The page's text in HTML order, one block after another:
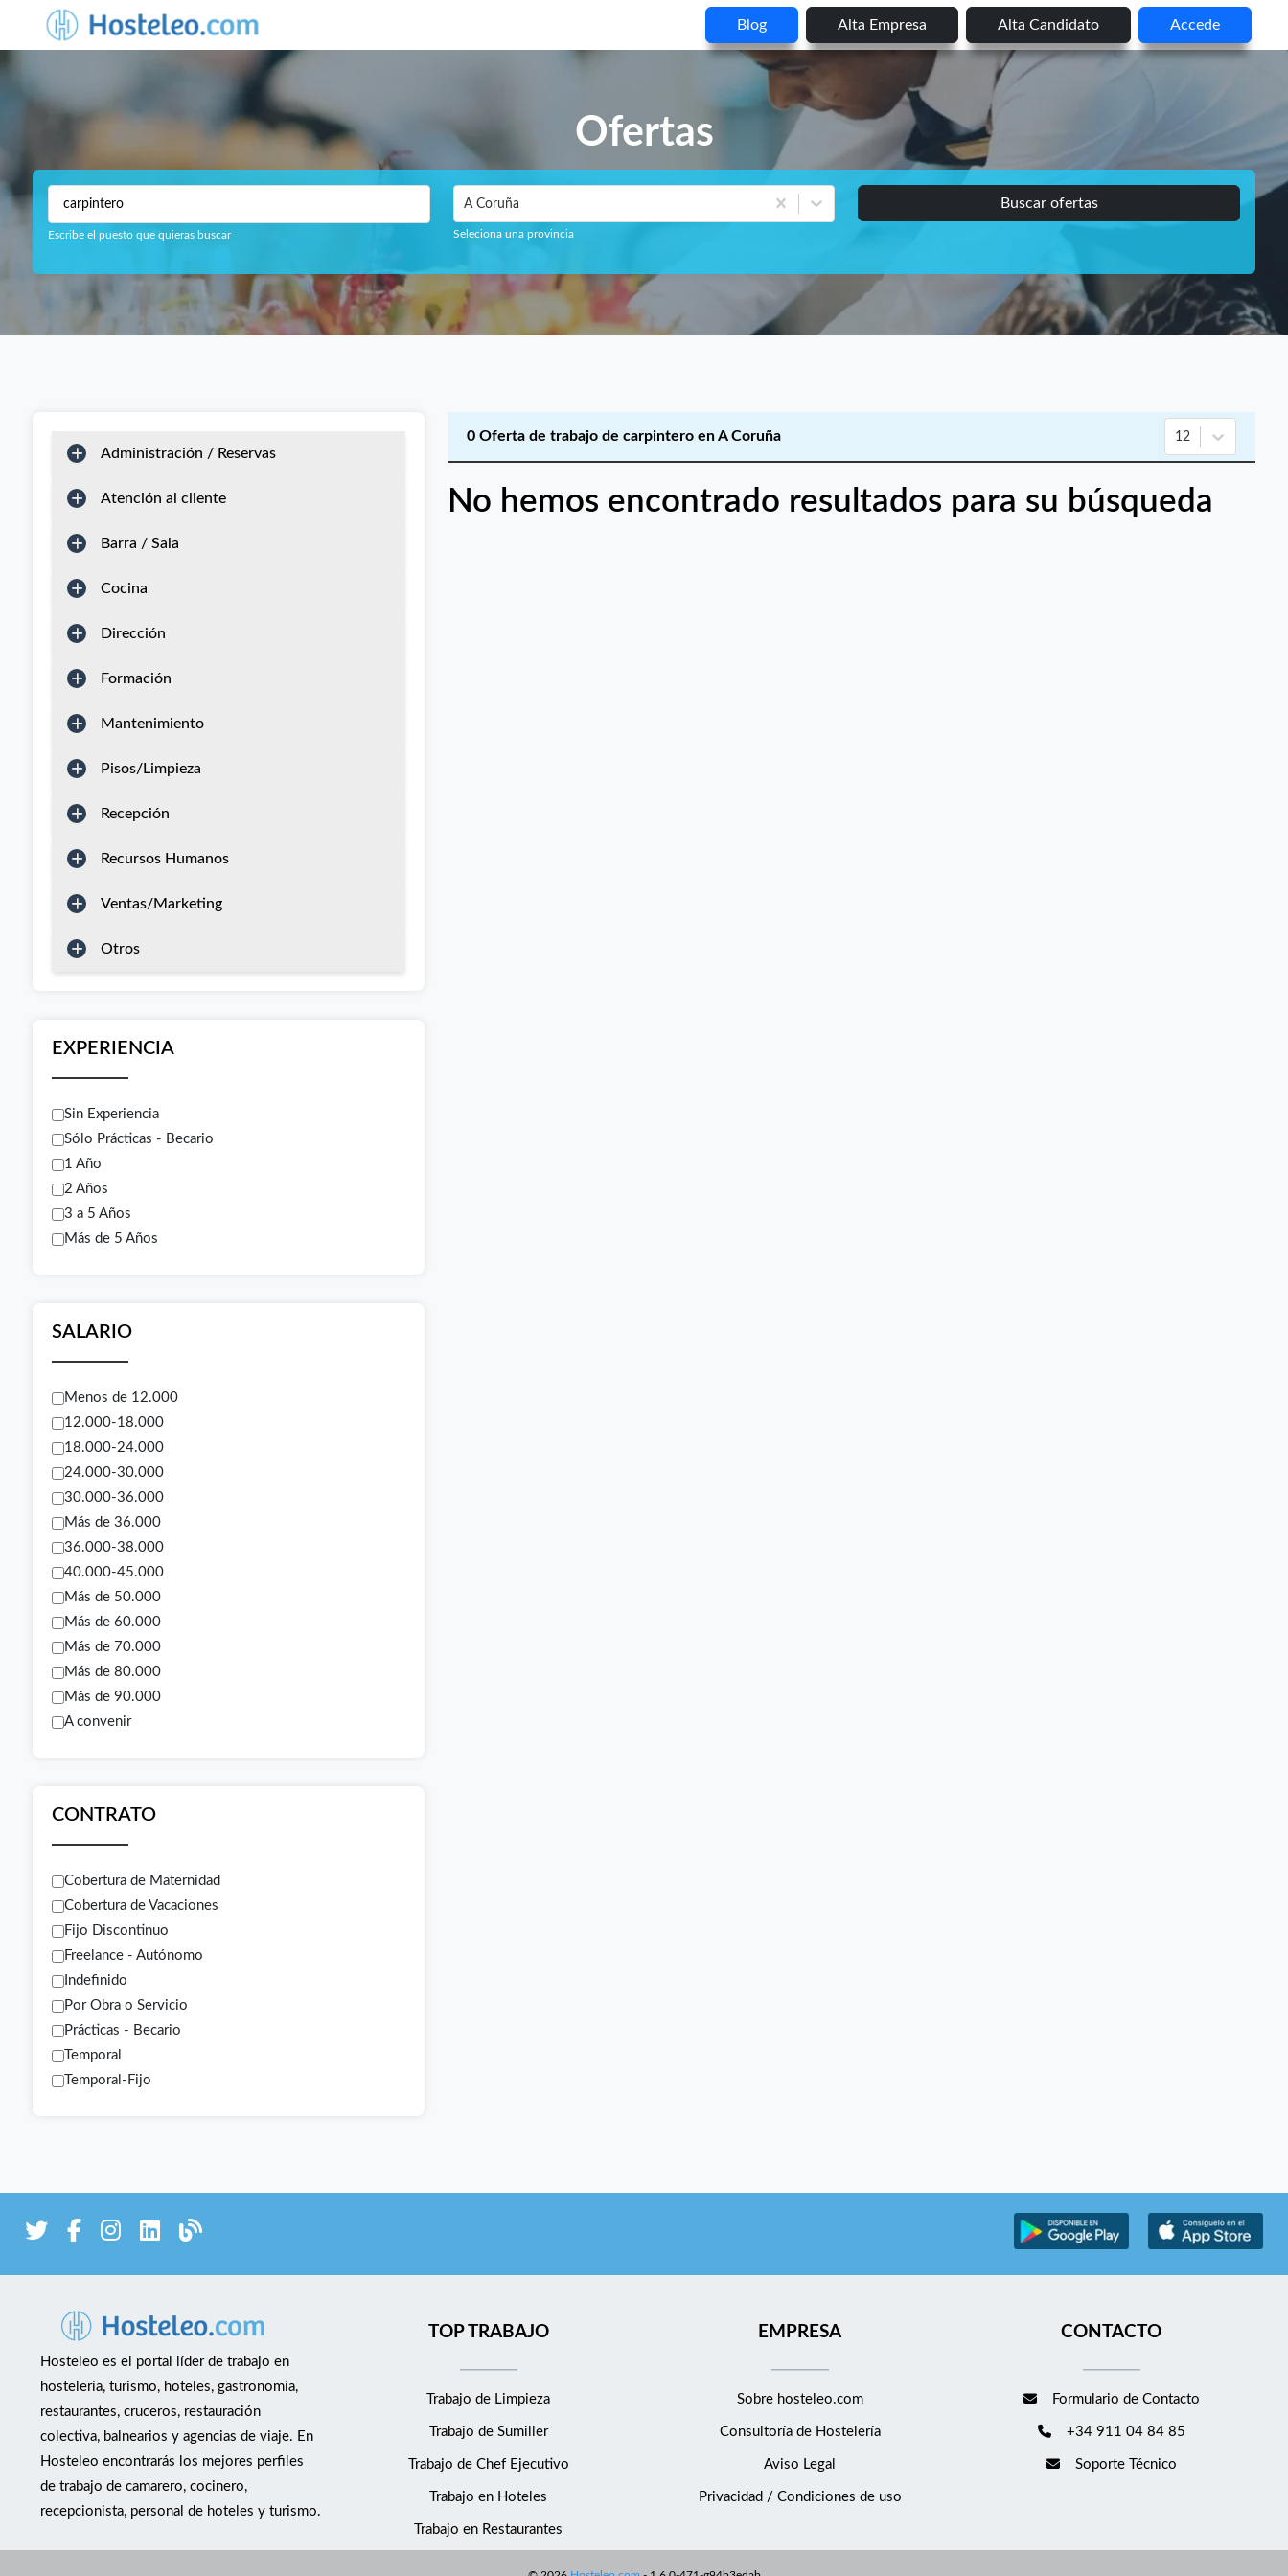
Blog Alta Empresa Alta Candidato Accede
Ofertas
Escribe el puesto que quieras buscar
A Coruña
Seleciona una provincia
Buscar ofertas
Administración / Reservas
Atención al cliente
Barra / Sala
Cocina
Dirección
Formación
Mantenimiento
Pisos/Limpieza
Recepción
Recursos Humanos
Ventas/Marketing
Otros
EXPERIENCIA
Sin Experiencia
Sólo Prácticas - Becario
1 Año
2 Años
3 a 5 Años
Más de 5 Años
SALARIO
Menos de 12.000
12.000-18.000
18.000-24.000
24.000-30.000
30.000-36.000
Más de 36.000
36.000-38.000
40.000-45.000
Más de 50.000
Más de 60.000
Más de 70.000
Más de 80.000
Más de 90.000
A convenir
CONTRATO
Cobertura de Maternidad
Cobertura de Vacaciones
Fijo Discontinuo
Freelance - Autónomo
Indefinido
Por Obra o Servicio
Prácticas - Becario
Temporal
Temporal-Fijo
0 Oferta de trabajo de carpintero en A Coruña 12
No hemos encontrado resultados para su búsqueda
Hosteleo es el portal líder de trabajo en
hostelería, turismo, hoteles, gastronomía,
restaurantes, cruceros, restauración
colectiva, balnearios y agencias de viaje. En
Hosteleo encontrarás los mejores perfiles
de trabajo de camarero, cocinero,
recepcionista, personal de hoteles y turismo.
TOP TRABAJO
Trabajo de Limpieza
Trabajo de Sumiller
Trabajo de Chef Ejecutivo
Trabajo en Hoteles
Trabajo en Restaurantes
EMPRESA
Sobre hosteleo.com
Consultoría de Hostelería
Aviso Legal
Privacidad / Condiciones de uso
CONTACTO
Formulario de Contacto
+34 911 04 84 85
Soporte Técnico